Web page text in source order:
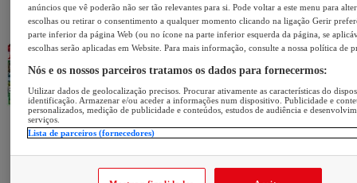
anúncios que vê poderão não ser tão relevantes para si. Pode voltar a este menu para
escolhas ou retirar o consentimento a qualquer momento clicando na ligação Gerir
parte inferior da página Web (ou no ícone na parte inferior esquerda da página, se
escolhas serão aplicadas em Website. Para mais informação, consulte a nossa política de
Nós e os nossos parceiros tratamos os dados para fornecermos:
Utilizar dados de geolocalização precisos. Procurar ativamente as características do
identificação. Armazenar e/ou aceder a informações num dispositivo. Publicidade e
personalizados, medição de publicidade e conteúdos, estudos de audiência e
serviços.
Lista de parceiros (fornecedores)